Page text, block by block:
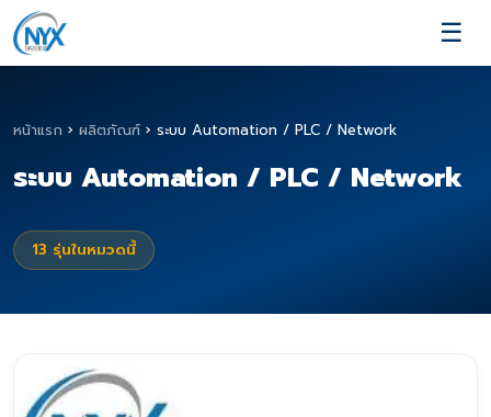
☰
หน้าแรก › ผลิตภัณฑ์ › ระบบ Automation / PLC / Network
ระบบ Automation / PLC / Network
13 รุ่นในหมวดนี้